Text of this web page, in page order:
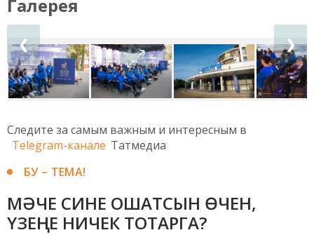
Галерея
❮ ❯
Следите за самым важным и интересным в
Telegram-канале Татмедиа
БУ – ТЕМА!
МӘЧЕ СИНЕ ОШАТСЫН ӨЧЕН,
ҮЗЕҢНЕ НИЧЕК ТОТАРГА?